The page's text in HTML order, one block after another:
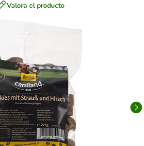
Valora el producto